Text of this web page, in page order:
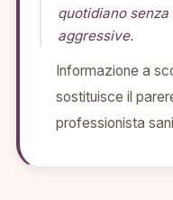
quotidiano
aggressive.
Informazione a
sostituisce il
professionista